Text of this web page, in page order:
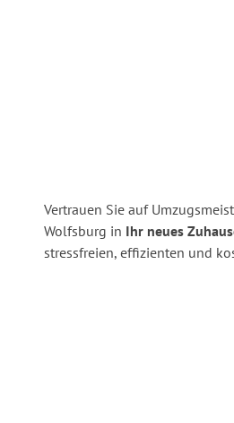
Vertrauen Sie auf
Wolfsburg in Ihr neues
stressfreien, effizienten und